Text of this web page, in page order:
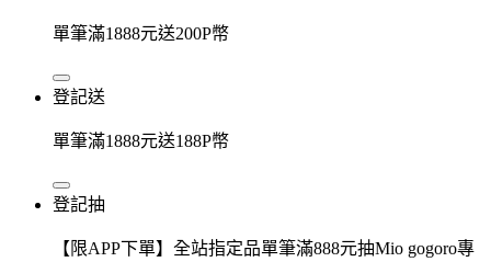
單筆滿1888元送200P幣
登記送
單筆滿1888元送188P幣
登記抽
【限APP下單】全站指定品單筆滿888元抽Mio gogoro專